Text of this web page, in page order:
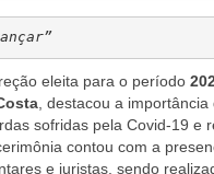
eleita para o período
, destacou a
sofridas pela Covid-19
contou com a
e juristas, sendo